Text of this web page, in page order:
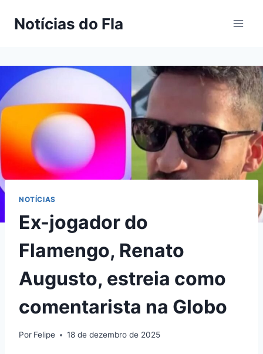
paraNotícias do Fla
NOTÍCIAS
Ex-jogador do
Flamengo, Renato
Augusto, estreia como
comentarista na Globo
Por Felipe 18 de dezembro de 2025